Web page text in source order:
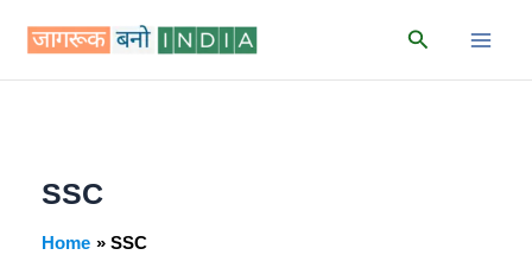
content
Search
SSC
Home SSC